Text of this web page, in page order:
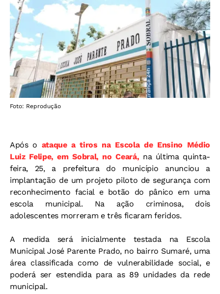
Foto: Reprodução
Após o ataque a tiros na Escola de Ensino Médio
Luiz Felipe, em Sobral, no Ceará, na última quinta-
feira, 25, a prefeitura do município anunciou a
implantação de um projeto piloto de segurança com
reconhecimento facial e botão do pânico em uma
escola municipal. Na ação criminosa, dois
adolescentes morreram e três ficaram feridos.
A medida será inicialmente testada na Escola
Municipal José Parente Prado, no bairro Sumaré, uma
área classificada como de vulnerabilidade social, e
poderá ser estendida para as 89 unidades da rede
municipal.